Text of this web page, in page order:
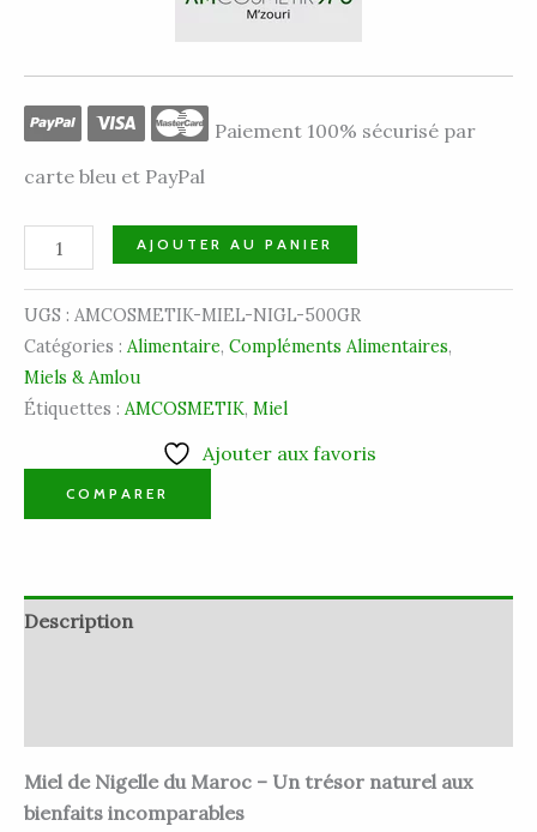
Paiement 100% sécurisé par
carte bleu et PayPal
AJOUTER AU PANIER
UGS : AMCOSMETIK-MIEL-NIGL-500GR
Catégories : Alimentaire, Compléments Alimentaires,
Miels & Amlou
Étiquettes : AMCOSMETIK, Miel
Ajouter aux favoris
COMPARER
Description
Miel de Nigelle du Maroc – Un trésor naturel aux
bienfaits incomparables